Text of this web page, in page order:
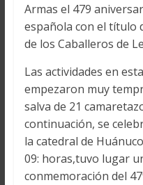
Armas el 479
española con el título
de los Caballeros de
Las actividades en
empezaron muy
salva de 21
continuación, se
la catedral de
09: horas,tuvo lugar
conmemoración del